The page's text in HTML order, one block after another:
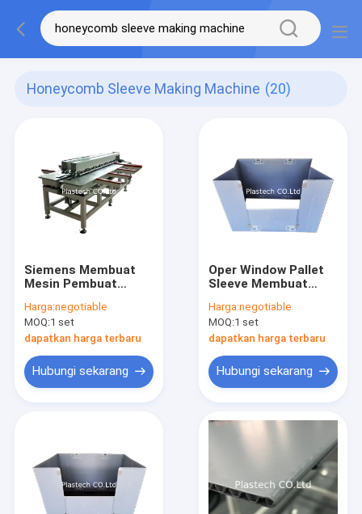
Honeycomb Sleeve Making Machine (20)
Siemens Membuat
Mesin Pembuat
Lengan
Harga:negotiable
MOQ:1 set
dapatkan harga terbaru
Hubungi sekarang
Oper Window Pallet
Sleeve Membuat
Papan Conpearl
Harga:negotiable
MOQ:1 set
dapatkan harga terbaru
Hubungi sekarang